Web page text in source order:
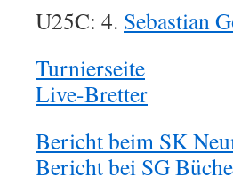
U25C: 4. Sebastian
Turnierseite
Live-Bretter
Bericht beim SK
Bericht bei SG